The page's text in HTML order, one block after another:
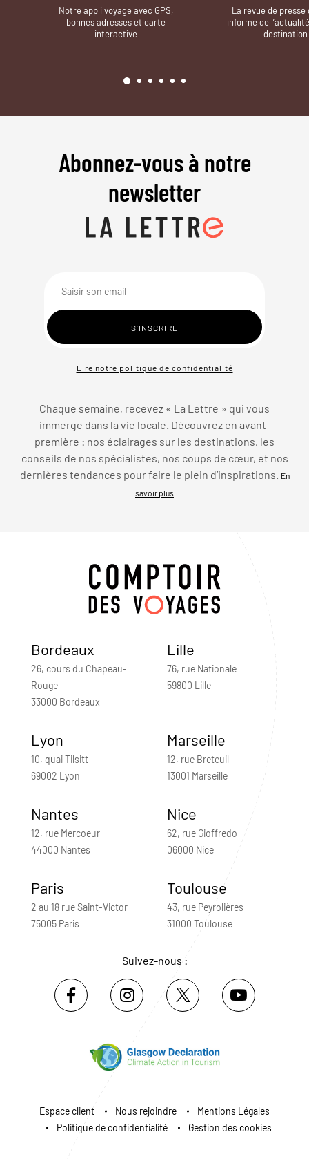
Notre appli voyage avec GPS,
bonnes adresses et carte
interactive
La revue de presse
informe de
destination
Abonnez-vous à notre
newsletter
Lire notre politique de confidentialité
Chaque semaine, recevez « La Lettre » qui vous
immerge dans la vie locale. Découvrez en avant-
première : nos éclairages sur les destinations, les
conseils de nos spécialistes, nos coups de cœur, et nos
dernières tendances pour faire le plein d’inspirations.
En
savoir plus
Bordeaux
26, cours du Chapeau-
Rouge
33000 Bordeaux
Lille
76, rue Nationale
59800 Lille
Lyon
10, quai Tilsitt
69002 Lyon
Marseille
12, rue Breteuil
13001 Marseille
Nantes
12, rue Mercoeur
44000 Nantes
Nice
62, rue Gioffredo
06000 Nice
Paris
2 au 18 rue Saint-Victor
75005 Paris
Toulouse
43, rue Peyrolières
31000 Toulouse
Suivez-nous :
Espace client Nous rejoindre
Mentions Légales
Politique de confidentialité
Gestion des cookies